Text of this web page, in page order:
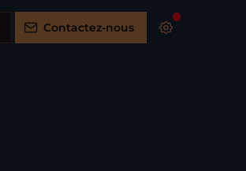
Contactez-nous